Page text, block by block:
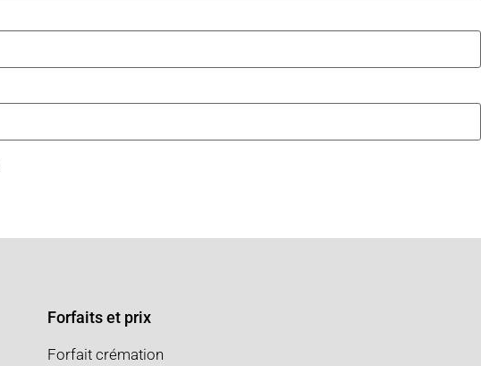
Forfaits et prix
Forfait crémation